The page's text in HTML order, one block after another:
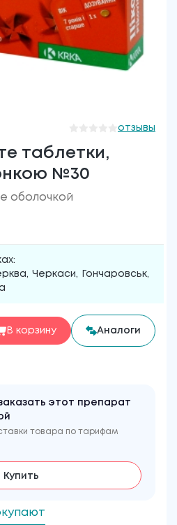
отзывы
таблетки,
№30
оболочкой
, Черкаси, Гончаровськ,
В корзину Аналоги
этот препарат
товара по тарифам
Купить